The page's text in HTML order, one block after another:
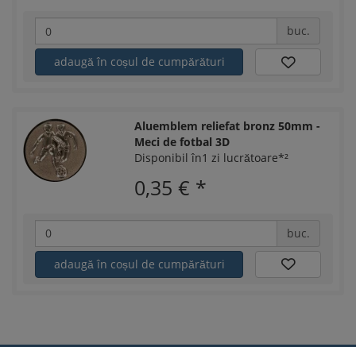
buc.
adaugă în coșul de cumpărături
Aluemblem reliefat bronz 50mm -
Meci de fotbal 3D
Disponibil în1 zi lucrătoare*²
0,35 € *
buc.
adaugă în coșul de cumpărături